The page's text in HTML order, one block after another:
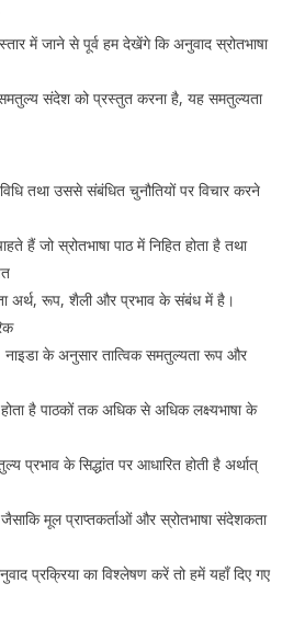
में जाने से पूर्व हम देखेंगे कि अनुवाद स्रोतभाषा
संदेश को प्रस्तुत करना है, यह समतुल्यता
तथा उससे संबंधित चुनौतियों पर विचार करने
हैं जो स्रोतभाषा पाठ में निहित होता है तथा
अर्थ, रूप, शैली और प्रभाव के संबंध में है।
के अनुसार तात्विक समतुल्यता रूप और
है पाठकों तक अधिक से अधिक लक्ष्यभाषा के
प्रभाव के सिद्धांत पर आधारित होती है अर्थात्
मूल प्राप्तकर्ताओं और स्रोतभाषा संदेशकता
प्रक्रिया का विश्लेषण करें तो हमें यहाँ दिए गए